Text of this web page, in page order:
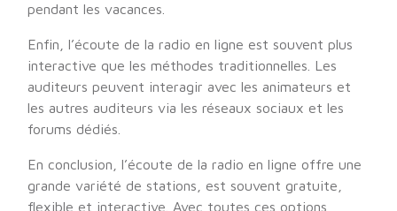
pendant les vacances.
Enfin, l’écoute de la radio en ligne est souvent plus
interactive que les méthodes traditionnelles. Les
auditeurs peuvent interagir avec les animateurs et
les autres auditeurs via les réseaux sociaux et les
forums dédiés.
En conclusion, l’écoute de la radio en ligne offre une
grande variété de stations, est souvent gratuite,
flexible et interactive. Avec toutes ces options